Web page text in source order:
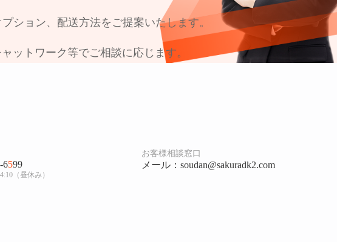
ション、配送方法をご提案いたします。
ットワーク等でご相談に応じます。
6599
（昼休み）
お客様相談窓口
メール：soudan@sakuradk2.com